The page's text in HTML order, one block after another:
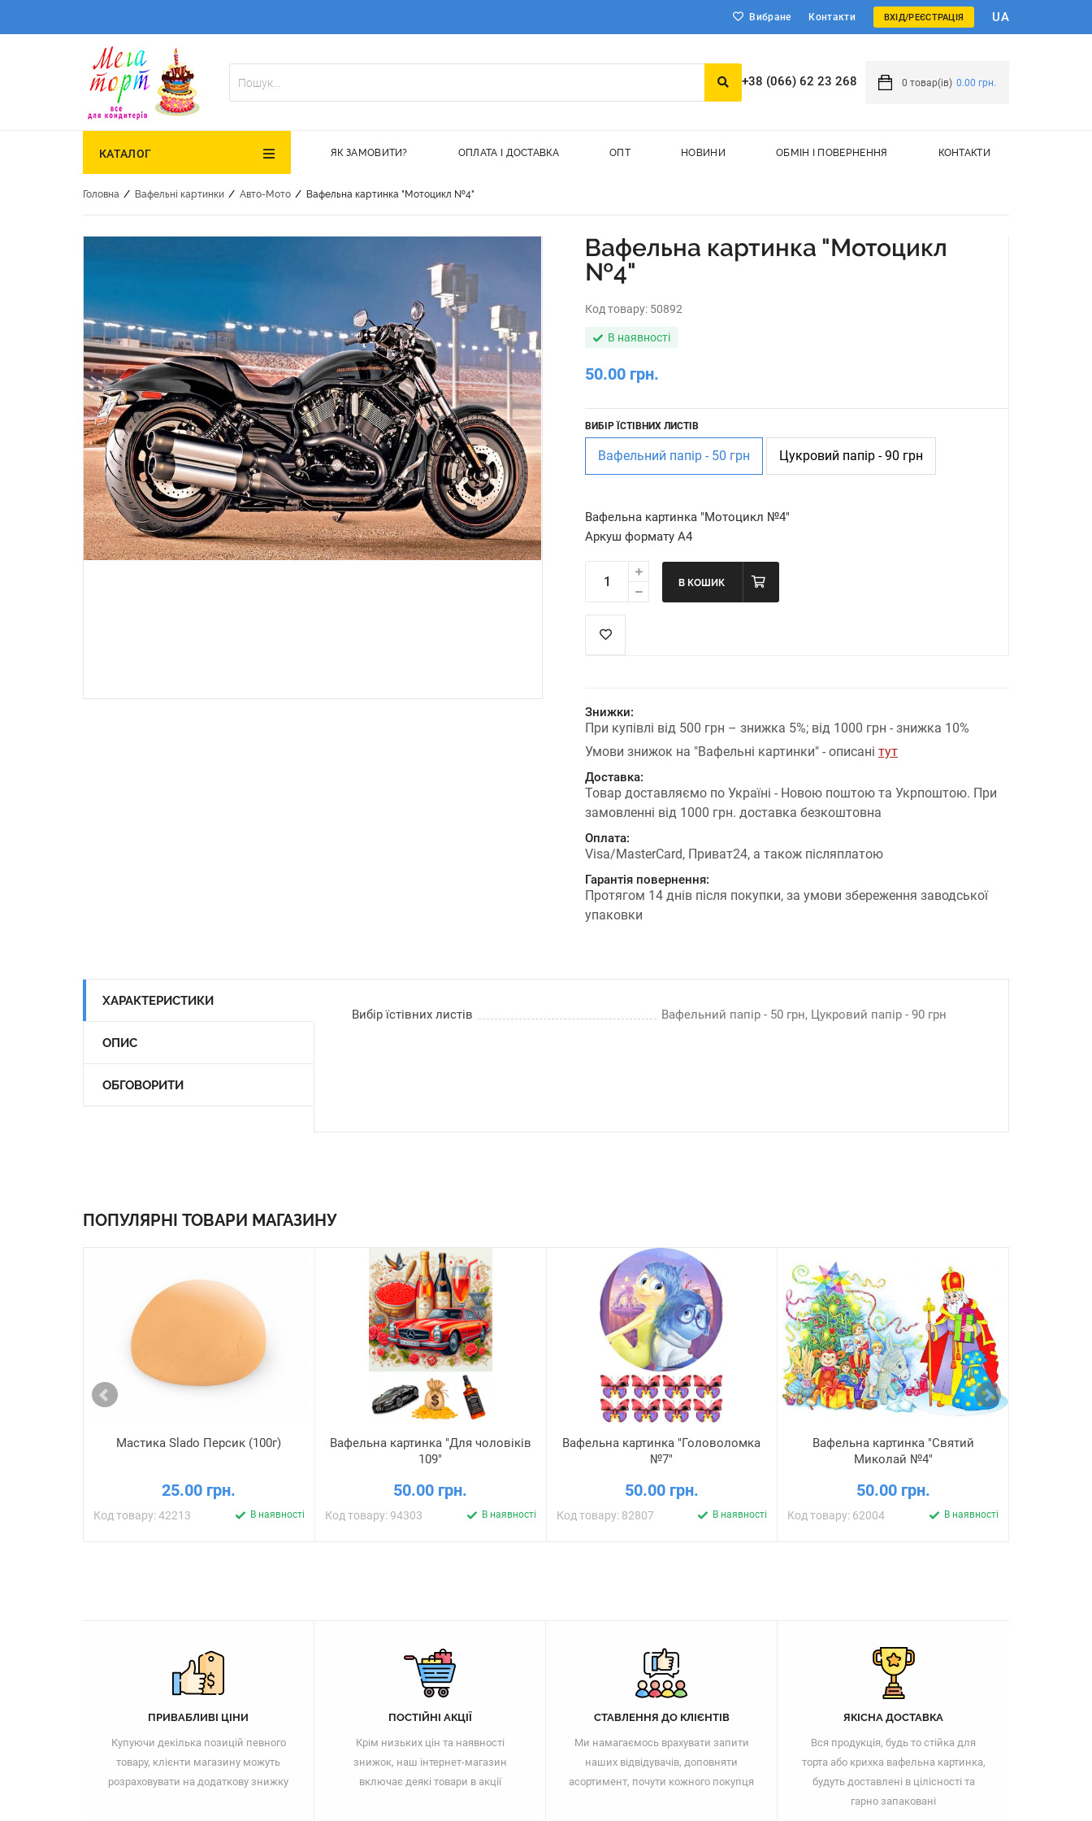
Вибране Контакти ВХІД/РЕЄСТРАЦІЯ UA
+38 (066) 62 23 268 0 товар(ів) 0.00 грн.
КАТАЛОГ ЯК ЗАМОВИТИ? ОПЛАТА І ДОСТАВКА ОПТ НОВИНИ ОБМІН І ПОВЕРНЕННЯ КОНТАКТИ
Головна / Вафельні картинки / Авто-Мото / Вафельна картинка "Мотоцикл №4"
Вафельна картинка "Мотоцикл
№4"
Код товару: 50892
В наявності
50.00 грн.
ВИБІР ЇСТІВНИХ ЛИСТІВ
Вафельний папір - 50 грн Цукровий папір - 90 грн
Вафельна картинка "Мотоцикл №4"
Аркуш формату А4
В КОШИК
Знижки:
При купівлі від 500 грн – знижка 5%; від 1000 грн - знижка 10%
Умови знижок на "Вафельні картинки" - описані тут
Доставка:
Товар доставляємо по Україні - Новою поштою та Укрпоштою. При
замовленні від 1000 грн. доставка безкоштовна
Оплата:
Visa/MasterCard, Приват24, а також післяплатою
Гарантія повернення:
Протягом 14 днів після покупки, за умови збереження заводської
упаковки
ХАРАКТЕРИСТИКИ
ОПИС
ОБГОВОРИТИ
Вибір їстівних листів Вафельний папір - 50 грн, Цукровий папір - 90 грн
ПОПУЛЯРНІ ТОВАРИ МАГАЗИНУ
Мастика Slado Персик (100г)
25.00 грн.
Код товару: 42213 В наявності
Вафельна картинка "Для чоловіків
109"
50.00 грн.
Код товару: 94303 В наявності
Вафельна картинка "Головоломка
№7"
50.00 грн.
Код товару: 82807 В наявності
Вафельна картинка "Святий
Миколай №4"
50.00 грн.
Код товару: 62004 В наявності
ПРИВАБЛИВІ ЦІНИ
Купуючи декілька позицій певного
товару, клієнти магазину можуть
розраховувати на додаткову знижку
ПОСТІЙНІ АКЦІЇ
Крім низьких цін та наявності
знижок, наш інтернет-магазин
включає деякі товари в акції
СТАВЛЕННЯ ДО КЛІЄНТІВ
Ми намагаємось врахувати запити
наших відвідувачів, доповняти
асортимент, почути кожного покупця
ЯКІСНА ДОСТАВКА
Вся продукція, будь то стійка для
торта або крихка вафельна картинка,
будуть доставлені в цілісності та
гарно запаковані